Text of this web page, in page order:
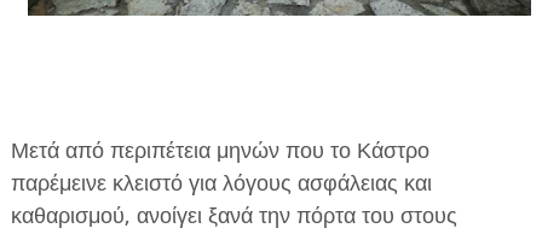
Μετά από περιπέτεια μηνών που το Κάστρο
παρέμεινε κλειστό για λόγους ασφάλειας και
καθαρισμού, ανοίγει ξανά την πόρτα του στους